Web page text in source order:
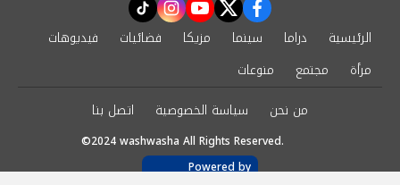
facebook
twitter
youtube
instagram
tiktok
الرئيسية دراما سينما مزيكا فضائيات
فيديوهات
مرأة
مجتمع
منوعات
من نحن
سياسة الخصوصية اتصل بنا
©2024 washwasha All Rights Reserved.
Powered by